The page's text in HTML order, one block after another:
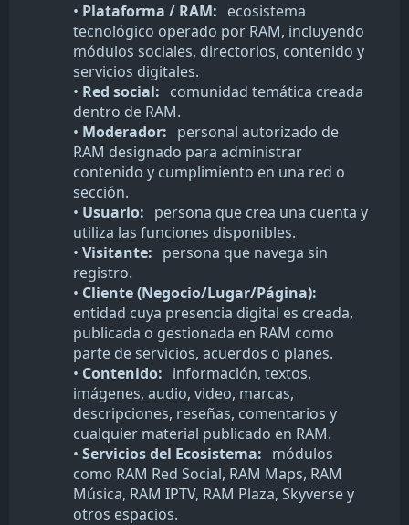
• Plataforma / RAM: ecosistema
tecnológico operado por RAM, incluyendo
módulos sociales, directorios, contenido y
servicios digitales.
• Red social: comunidad temática creada
dentro de RAM.
• Moderador: personal autorizado de
RAM designado para administrar
contenido y cumplimiento en una red o
sección.
• Usuario: persona que crea una cuenta y
utiliza las funciones disponibles.
• Visitante: persona que navega sin
registro.
• Cliente (Negocio/Lugar/Página):
entidad cuya presencia digital es creada,
publicada o gestionada en RAM como
parte de servicios, acuerdos o planes.
• Contenido: información, textos,
imágenes, audio, video, marcas,
descripciones, reseñas, comentarios y
cualquier material publicado en RAM.
• Servicios del Ecosistema: módulos
como RAM Red Social, RAM Maps, RAM
Música, RAM IPTV, RAM Plaza, Skyverse y
otros espacios.